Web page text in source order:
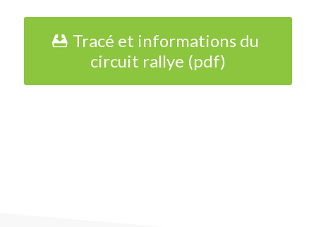
Tracé et informations du
circuit rallye (pdf)